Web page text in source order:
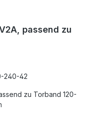
passend zu
240-42
zu Torband 120-